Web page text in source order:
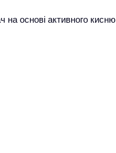
на основі активного кисню